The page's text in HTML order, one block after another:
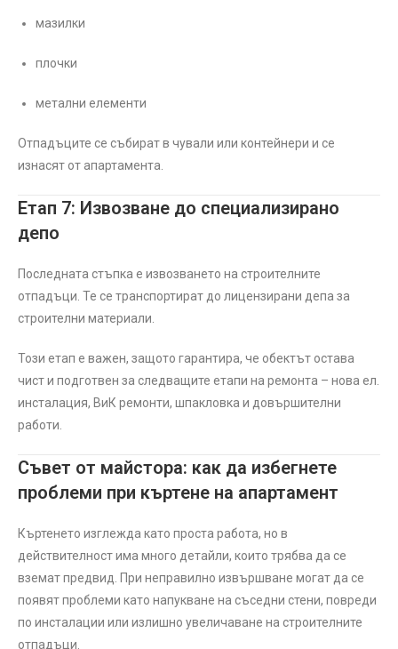
мазилки
плочки
метални елементи
Отпадъците се събират в чували или контейнери и се
изнасят от апартамента.
Етап 7: Извозване до специализирано
депо
Последната стъпка е извозването на строителните
отпадъци. Те се транспортират до лицензирани депа за
строителни материали.
Този етап е важен, защото гарантира, че обектът остава
чист и подготвен за следващите етапи на ремонта – нова ел.
инсталация, ВиК ремонти, шпакловка и довършителни
работи.
Съвет от майстора: как да избегнете
проблеми при къртене на апартамент
Къртенето изглежда като проста работа, но в
действителност има много детайли, които трябва да се
вземат предвид. При неправилно извършване могат да се
появят проблеми като напукване на съседни стени, повреди
по инсталации или излишно увеличаване на строителните
отпадъци.